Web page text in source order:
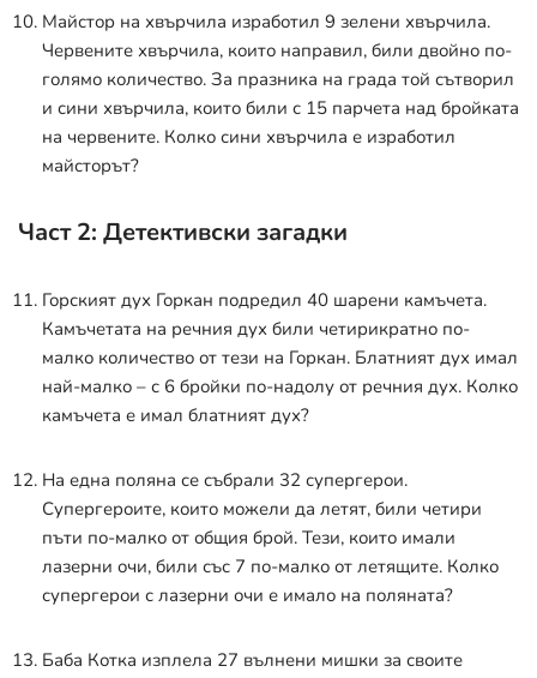
Майстор на хвърчила изработил 9 зелени хвърчила.
Червените хвърчила, които направил, били двойно по-
голямо количество. За празника на града той сътворил
и сини хвърчила, които били с 15 парчета над бройката
на червените. Колко сини хвърчила е изработил
майсторът?
Част 2: Детективски загадки
Горският дух Горкан подредил 40 шарени камъчета.
Камъчетата на речния дух били четирикратно по-
малко количество от тези на Горкан. Блатният дух имал
най-малко – с 6 бройки по-надолу от речния дух. Колко
камъчета е имал блатният дух?
На една поляна се събрали 32 супергерои.
Супергероите, които можели да летят, били четири
пъти по-малко от общия брой. Тези, които имали
лазерни очи, били със 7 по-малко от летящите. Колко
супергерои с лазерни очи е имало на поляната?
Баба Котка изплела 27 вълнени мишки за своите